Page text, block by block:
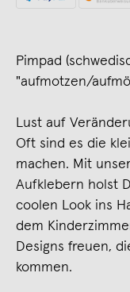
Pimpad
"aufmotzen/
Lust auf
Oft sind es die
machen. Mit
Aufklebern holst
coolen Look ins
dem
Designs freuen,
kommen.